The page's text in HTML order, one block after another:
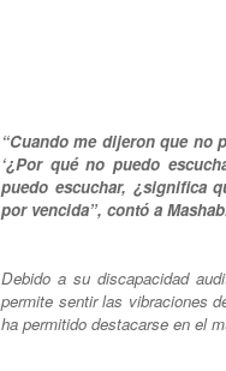
“Cuando me dijeron que no
‘¿Por qué no puedo
puedo escuchar, ¿significa
por vencida”, contó a
Debido a su discapacidad
permite sentir las vibraciones
ha permitido destacarse en el